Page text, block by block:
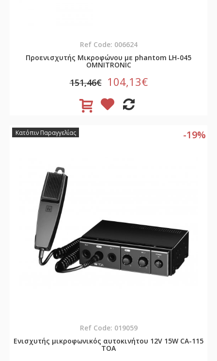
Ref Code: 006624
Προενισχυτής Μικροφώνου με phantom LH-045
OMNITRONIC
151,46€ 104,13€
-19%
Κατόπιν Παραγγελίας
Ref Code: 019059
Ενισχυτής μικροφωνικός αυτοκινήτου 12V 15W CA-115
TOA